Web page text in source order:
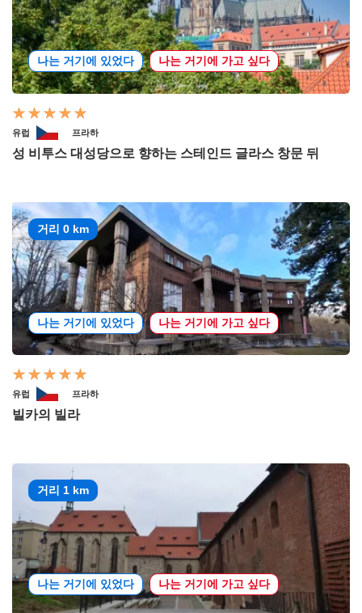
나는 거기에 있었다 나는 거기에 가고 싶다
유럽 프라하
성 비투스 대성당으로 향하는 스테인드 글라스 창문 뒤
거리 0 km
나는 거기에 있었다 나는 거기에 가고 싶다
유럽 프라하
빌카의 빌라
거리 1 km
나는 거기에 있었다 나는 거기에 가고 싶다